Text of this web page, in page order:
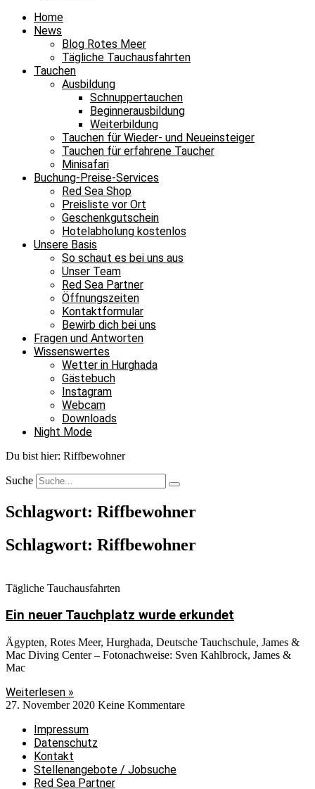
Home
News
Blog Rotes Meer
Tägliche Tauchausfahrten
Tauchen
Ausbildung
Schnuppertauchen
Beginnerausbildung
Weiterbildung
Tauchen für Wieder- und Neueinsteiger
Tauchen für erfahrene Taucher
Minisafari
Buchung-Preise-Services
Red Sea Shop
Preisliste vor Ort
Geschenkgutschein
Hotelabholung kostenlos
Unsere Basis
So schaut es bei uns aus
Unser Team
Red Sea Partner
Öffnungszeiten
Kontaktformular
Bewirb dich bei uns
Fragen und Antworten
Wissenswertes
Wetter in Hurghada
Gästebuch
Instagram
Webcam
Downloads
Night Mode
Du bist hier: Riffbewohner
Suche
Schlagwort: Riffbewohner
Schlagwort: Riffbewohner
Tägliche Tauchausfahrten
Ein neuer Tauchplatz wurde erkundet
Ägypten, Rotes Meer, Hurghada, Deutsche Tauchschule, James &
Mac Diving Center – Fotonachweise: Sven Kahlbrock, James &
Mac
Weiterlesen »
27. November 2020 Keine Kommentare
Impressum
Datenschutz
Kontakt
Stellenangebote / Jobsuche
Red Sea Partner